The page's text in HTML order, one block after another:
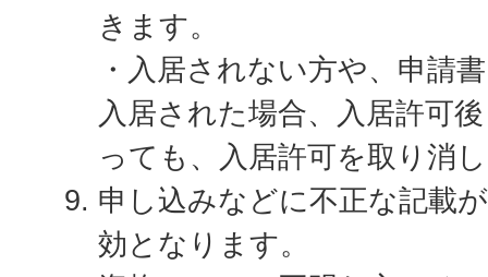
きます。
・入居されない方や、申請
入居された場合、入居許可
っても、入居許可を取り消
申し込みなどに不正な記載
効となります。